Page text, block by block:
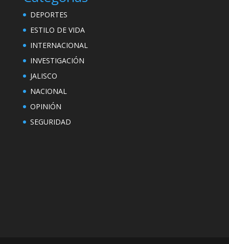
DEPORTES
ESTILO DE VIDA
INTERNACIONAL
INVESTIGACIÓN
JALISCO
NACIONAL
OPINIÓN
SEGURIDAD